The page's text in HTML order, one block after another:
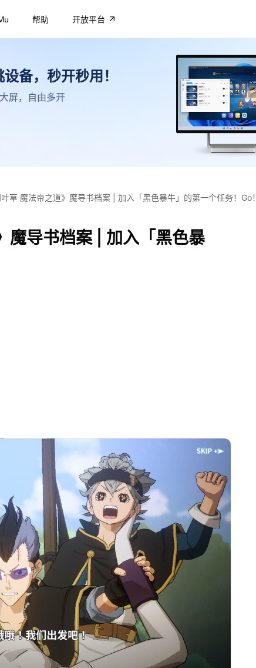
帮助 开放平台
备，秒开秒用！
屏，自由多开
叶草 魔法帝之道》魔导书档案 | 加入「黑色暴牛」的第一个任务！Go！
魔导书档案 | 加入「黑色暴